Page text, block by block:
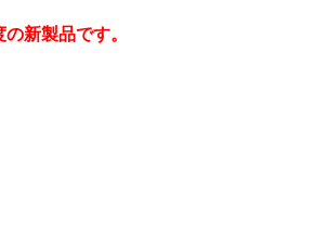
新製品です。